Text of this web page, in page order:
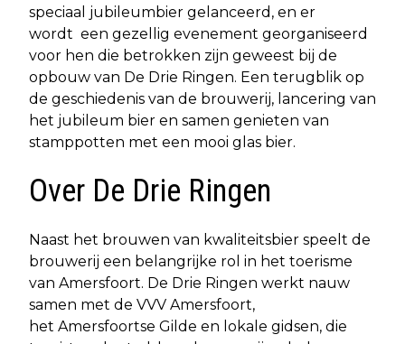
speciaal jubileumbier gelanceerd, en er
wordt een gezellig evenement georganiseerd
voor hen die betrokken zijn geweest bij de
opbouw van De Drie Ringen. Een terugblik op
de geschiedenis van de brouwerij, lancering van
het jubileum bier en samen genieten van
stamppotten met een mooi glas bier.
Over De Drie Ringen
Naast het brouwen van kwaliteitsbier speelt de
brouwerij een belangrijke rol in het toerisme
van Amersfoort. De Drie Ringen werkt nauw
samen met de VVV Amersfoort,
het Amersfoortse Gilde en lokale gidsen, die